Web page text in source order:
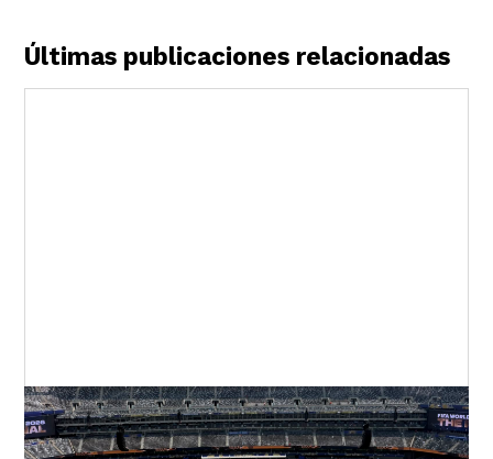
Últimas publicaciones relacionadas